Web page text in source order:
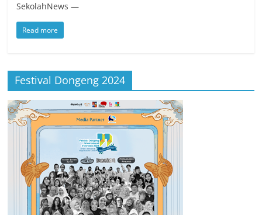
SekolahNews —
Read more
Festival Dongeng 2024